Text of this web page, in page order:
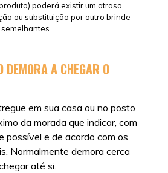
poderá existir um atraso,
ou substituição por outro brinde
DEMORA A CHEGAR O
em sua casa ou no posto
da morada que indicar, com
possível e de acordo com os
Normalmente demora cerca
até si.